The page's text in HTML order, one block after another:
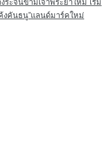
ะจันข้ามเจ้าพระยาใหม่ เริ่ม
งคันธนู”แลนด์มาร์คใหม่